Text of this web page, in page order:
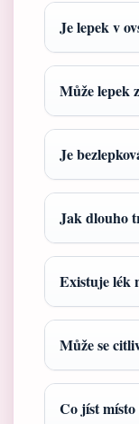
Je lepek v
Může lepek
Je
Jak dlouho
Existuje lék
Může se
Co jíst